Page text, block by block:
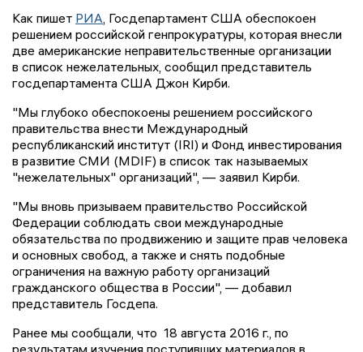
Как пишет РИА, Госдепартамент США обеспокоен
решением российской генпрокуратуры, которая внесли
две американские неправительственные организации
в список нежелательных, сообщил представитель
госдепартамента США Джон Кирби.
"Мы глубоко обеспокоены решением российского
правительства внести Международный
республиканский институт (IRI) и Фонд инвестирования
в развитие СМИ (MDIF) в список так называемых
"нежелательных" организаций", — заявил Кирби.
"Мы вновь призываем правительство Российской
Федерации соблюдать свои международные
обязательства по продвижению и защите прав человека
и основных свобод, а также и снять подобные
ограничения на важную работу организаций
гражданского общества в России", — добавил
представитель Госдепа.
Ранее мы сообщали, что 18 августа 2016 г., по